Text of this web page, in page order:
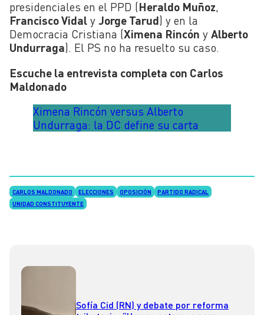
presidenciales en el PPD (Heraldo Muñoz,
Francisco Vidal y Jorge Tarud) y en la
Democracia Cristiana (Ximena Rincón y Alberto
Undurraga). El PS no ha resuelto su caso.
Escuche la entrevista completa con Carlos
Maldonado
Ximena Rincón versus Alberto
Undurraga: la DC define su carta
CARLOS MALDONADO ELECCIONES OPOSICIÓN
PARTIDO RADICAL
UNIDAD CONSTITUYENTE
Sofía Cid (RN) y debate por reforma